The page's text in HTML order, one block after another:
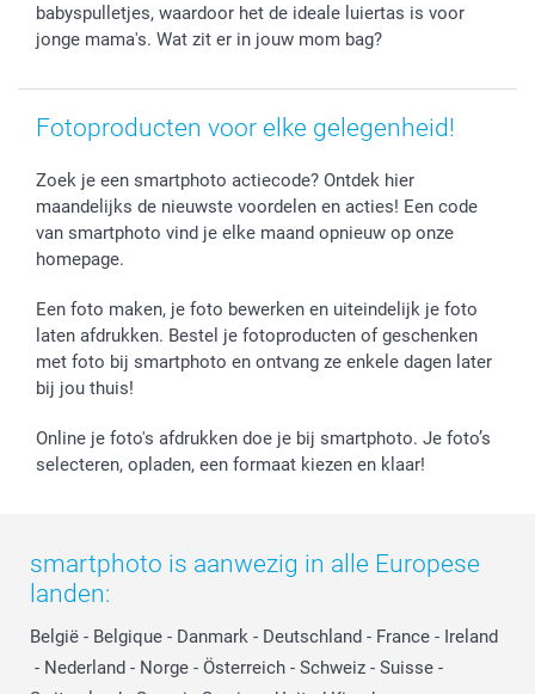
Jobs & Stages
Investor Relations
babyspulletjes, waardoor het de ideale luiertas is voor
jonge mama's. Wat zit er in jouw mom bag?
Fotoproducten voor elke gelegenheid!
Zoek je een smartphoto actiecode? Ontdek hier
maandelijks de nieuwste voordelen en acties! Een code
van smartphoto vind je elke maand opnieuw op onze
homepage.
Een foto maken, je foto bewerken en uiteindelijk je foto
laten afdrukken. Bestel je fotoproducten of geschenken
met foto bij smartphoto en ontvang ze enkele dagen later
bij jou thuis!
Online je foto's afdrukken doe je bij smartphoto. Je foto’s
selecteren, opladen, een formaat kiezen en klaar!
smartphoto is aanwezig in alle Europese
landen:
België - Belgique - Danmark - Deutschland - France - Ireland
- Nederland - Norge - Österreich - Schweiz - Suisse -